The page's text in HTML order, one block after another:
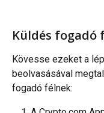
Küldés fogadó
Kövesse ezeket a
beolvasásával
fogadó félnek: